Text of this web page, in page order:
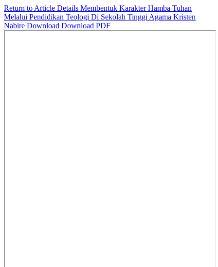
Return to Article Details Membentuk Karakter Hamba Tuhan
Melalui Pendidikan Teologi Di Sekolah Tinggi Agama Kristen
Nabire Download Download PDF